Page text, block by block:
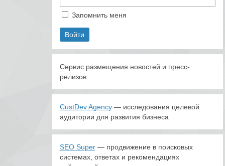
Запомнить меня
Сервис размещения новостей и пресс-
релизов.
CustDev Agency— исследования целевой
аудитории для развития бизнеса
SEO Super— продвижение в поисковых
системах, ответах и рекомендациях